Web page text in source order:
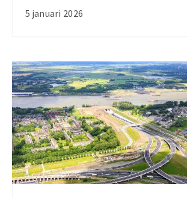
5 januari 2026
beschikbaar